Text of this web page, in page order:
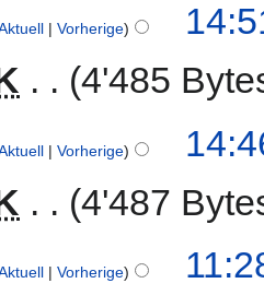
Vorherige
4'485
Vorherige
4'487
Vorherige